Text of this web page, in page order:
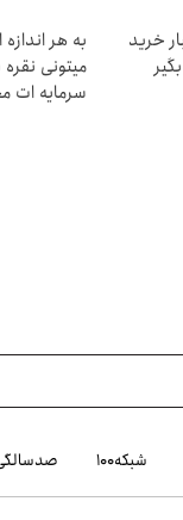
خرید
به هر
میتونی
سرمایه ات
شبکه۱۰۰